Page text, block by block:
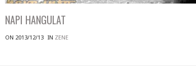
NAPI HANGULAT
ON 2013/12/13 IN ZENE